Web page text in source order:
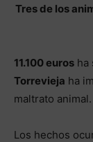
Tres de los
11.100 euros ha
Torrevieja ha
maltrato animal.
Los hechos